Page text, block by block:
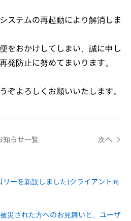
ステムの再起動により解消しま
をおかけしてしまい、誠に申し
発防止に努めてまいります。
ぞよろしくお願いいたします。
知らせ一覧 次へ
ーを新設しました(クライアント向
災された方へのお見舞いと、ユーザ